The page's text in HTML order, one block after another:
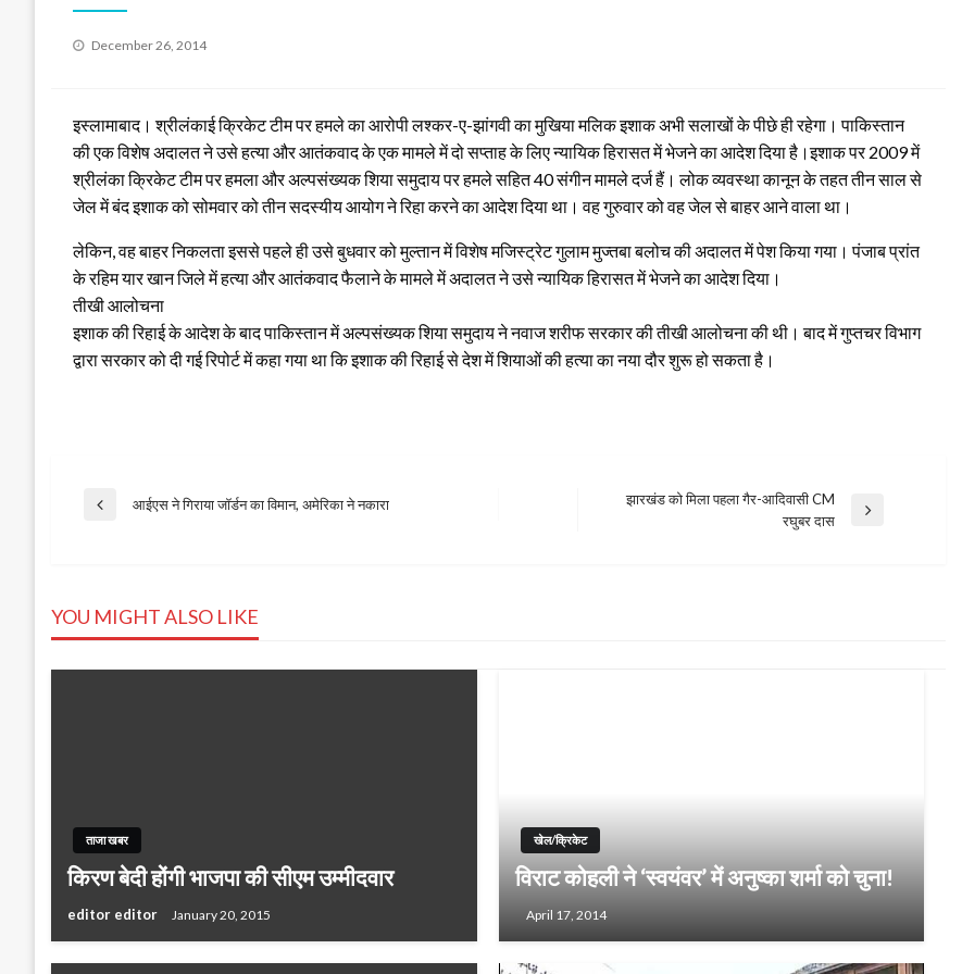
Posted
December 26, 2014
इस्लामाबाद। श्रीलंकाई क्रिकेट टीम पर हमले का आरोपी लश्कर-ए-झांगवी का मुखिया मलिक इशाक अभी सलाखों के पीछे ही रहेगा। पाकिस्तान
की एक विशेष अदालत ने उसे हत्या और आतंकवाद के एक मामले में दो सप्ताह के लिए न्यायिक हिरासत में भेजने का आदेश दिया है।इशाक पर 2009 में
श्रीलंका क्रिकेट टीम पर हमला और अल्पसंख्यक शिया समुदाय पर हमले सहित 40 संगीन मामले दर्ज हैं। लोक व्यवस्था कानून के तहत तीन साल से
जेल में बंद इशाक को सोमवार को तीन सदस्यीय आयोग ने रिहा करने का आदेश दिया था। वह गुरुवार को वह जेल से बाहर आने वाला था।
लेकिन, वह बाहर निकलता इससे पहले ही उसे बुधवार को मुल्तान में विशेष मजिस्ट्रेट गुलाम मुज्तबा बलोच की अदालत में पेश किया गया। पंजाब प्रांत
के रहिम यार खान जिले में हत्या और आतंकवाद फैलाने के मामले में अदालत ने उसे न्यायिक हिरासत में भेजने का आदेश दिया।
तीखी आलोचना
इशाक की रिहाई के आदेश के बाद पाकिस्तान में अल्पसंख्यक शिया समुदाय ने नवाज शरीफ सरकार की तीखी आलोचना की थी। बाद में गुप्तचर विभाग
द्वारा सरकार को दी गई रिपोर्ट में कहा गया था कि इशाक की रिहाई से देश में शियाओं की हत्या का नया दौर शुरू हो सकता है।
Post
Previous
आईएस ने गिराया जॉर्डन का विमान, अमेरिका ने नकारा
झारखंड को मिला पहला गैर-आदिवासी CM
रघुबर दास
YOU MIGHT ALSO LIKE
ताजा खबर
किरण बेदी होंगी भाजपा की सीएम उम्मीदवार
editor editor January 20, 2015
खेल/क्रिकेट
विराट कोहली ने ‘स्वयंवर’ में अनुष्का शर्मा को चुना!
April 17, 2014